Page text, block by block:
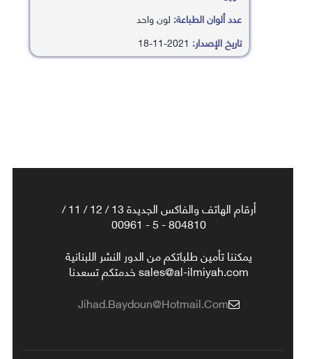
عدد ألوان الطباعة: لون واحد
تاريخ الإصدار:
أرقام الهاتف والفاكس الجديدة 13 / 12 / 11 /
804810 - 5 - 00961
يمكننا تأمين طلباتكم من الدور النشر اللبنانية
sales@al-ilmiyah.com خدمتكم تسعدنا
Jihad.baydoun@hotmail.com